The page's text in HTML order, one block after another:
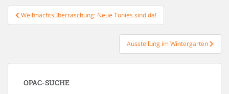
Beitragsnavigation
Weihnachtsüberraschung: Neue Tonies sind da!
Ausstellung im Wintergarten
OPAC-SUCHE